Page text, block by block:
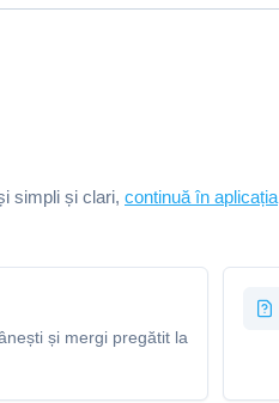
simpli și clari, continuă în aplicația
și mergi pregătit la